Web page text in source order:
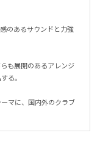
のあるサウンドと力強
も展開のあるアレンジ
る。
マに、国内外のクラブ